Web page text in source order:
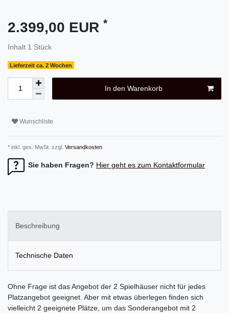
2.399,00 EUR *
Inhalt 1 Stück
Lieferzeit ca. 2 Wochen
In den Warenkorb
Wunschliste
* inkl. ges. MwSt. zzgl. Versandkosten
Sie haben Fragen? Hier geht es zum Kontaktformular
Beschreibung
Technische Daten
Ohne Frage ist das Angebot der 2 Spielhäuser nicht für jedes
Platzangebot geeignet. Aber mit etwas überlegen finden sich
vielleicht 2 geeignete Plätze, um das Sonderangebot mit 2